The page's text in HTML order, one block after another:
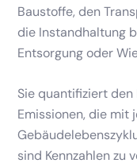
Baustoffe, den
die Instandhaltung
Entsorgung oder
Sie quantifiziert
Emissionen, die mit
sind Kennzahlen zu